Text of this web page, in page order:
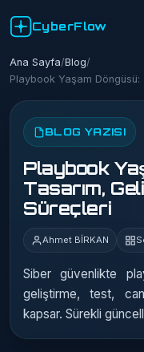
CyberFlow
Ana Sayfa/Blog/
Playbook Yaşam Döngüsü:
BLOG YAZISI
Playbook
Tasarım,
Süreçleri
Ahmet BİRKAN
Siber güvenlikte
geliştirme, test,
kapsar. Sürekli